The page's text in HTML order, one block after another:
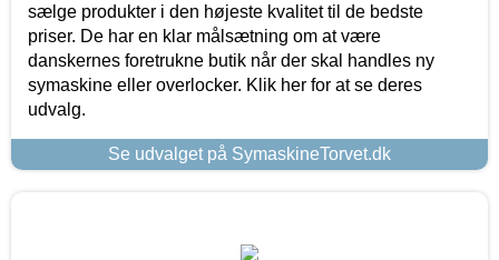
sælge produkter i den højeste kvalitet til de bedste
priser. De har en klar målsætning om at være
danskernes foretrukne butik når der skal handles ny
symaskine eller overlocker. Klik her for at se deres
udvalg.
Se udvalget på SymaskineTorvet.dk